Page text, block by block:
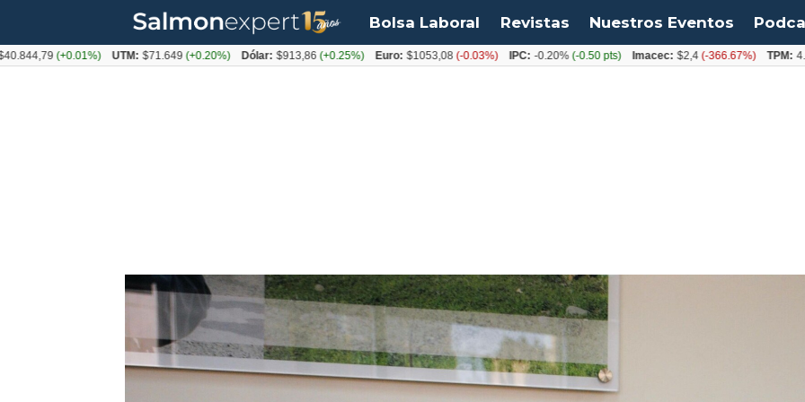
Bolsa Laboral Revistas Nuestros Eventos
(+0.01%) UTM: $71.649(+0.20%) Dólar: $913,86(+0.25%) Euro: $1053,08(-0.03%) IPC: -0.20% (-0.50 pts) Imacec: $2,4(-366.67%) TPM: 4.50%